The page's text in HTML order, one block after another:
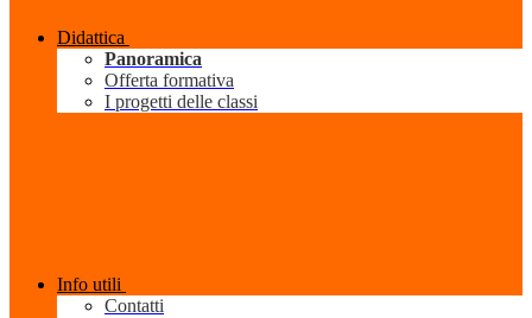
Didattica
Panoramica
Offerta formativa
I progetti delle classi
Info utili
Contatti